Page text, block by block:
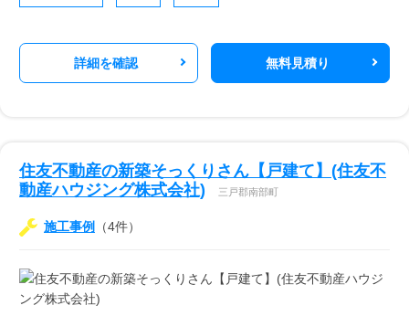
詳細を確認 無料見積り
住友不動産の新築そっくりさん【戸建て】(住友不
動産ハウジング株式会社)
三戸郡南部町
施工事例 （4件）